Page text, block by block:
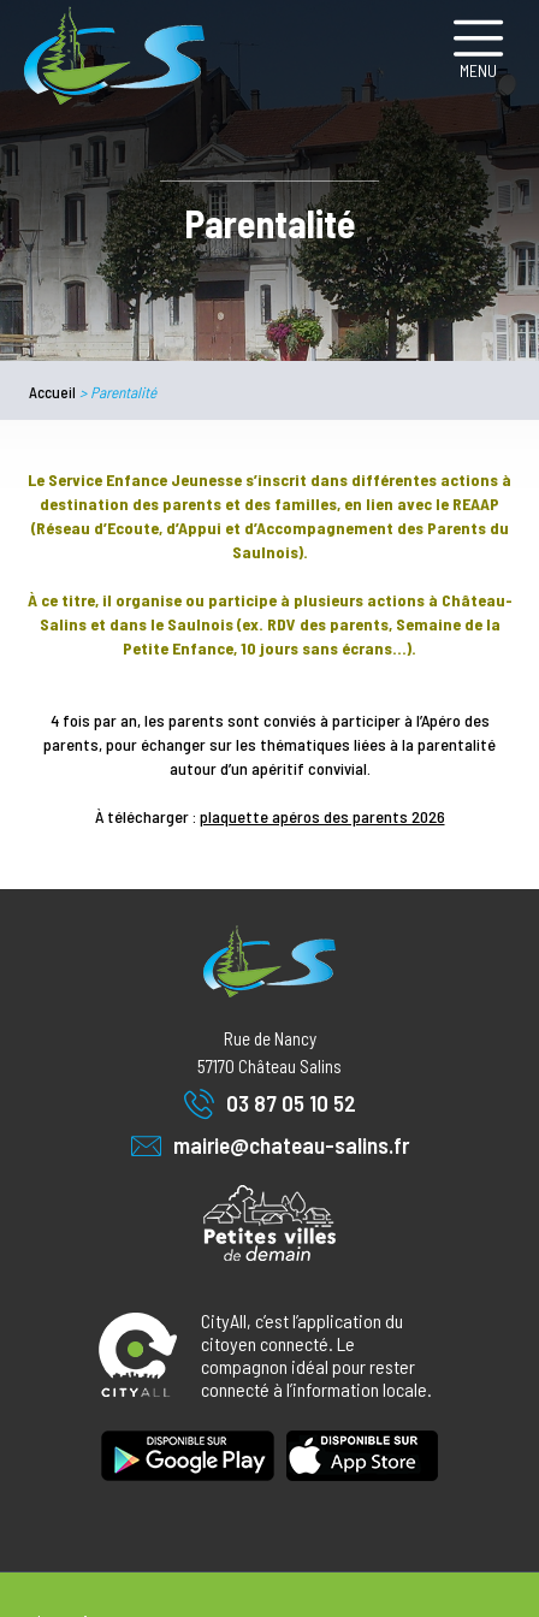
MENU
Parentalité
Accueil >Parentalité
Le Service Enfance Jeunesse s’inscrit dans différentes actions à
destination des parents et des familles, en lien avec le REAAP
(Réseau d’Ecoute, d’Appui et d’Accompagnement des Parents du
Saulnois).
À ce titre, il organise ou participe à plusieurs actions à Château-
Salins et dans le Saulnois (ex. RDV des parents, Semaine de la
Petite Enfance, 10 jours sans écrans…).
4 fois par an, les parents sont conviés à participer à l’Apéro des
parents, pour échanger sur les thématiques liées à la parentalité
autour d’un apéritif convivial.
À télécharger : plaquette apéros des parents 2026
Rue de Nancy
57170 Château Salins
03 87 05 10 52
mairie@chateau-salins.fr
CityAll, c’est l’application du
citoyen connecté. Le
compagnon idéal pour rester
connecté à l’information locale.